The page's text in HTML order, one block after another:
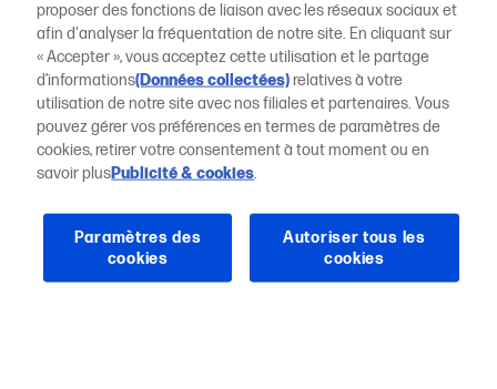
proposer des fonctions de liaison avec les réseaux sociaux et
afin d'analyser la fréquentation de notre site. En cliquant sur
« Accepter », vous acceptez cette utilisation et le partage
d’informations(Données collectées)relatives à votre
utilisation de notre site avec nos filiales et partenaires. Vous
pouvez gérer vos préférences en termes de paramètres de
cookies, retirer votre consentement à tout moment ou en
savoir plusPublicité & cookies.
Paramètres des
cookies
Autoriser tous les
cookies